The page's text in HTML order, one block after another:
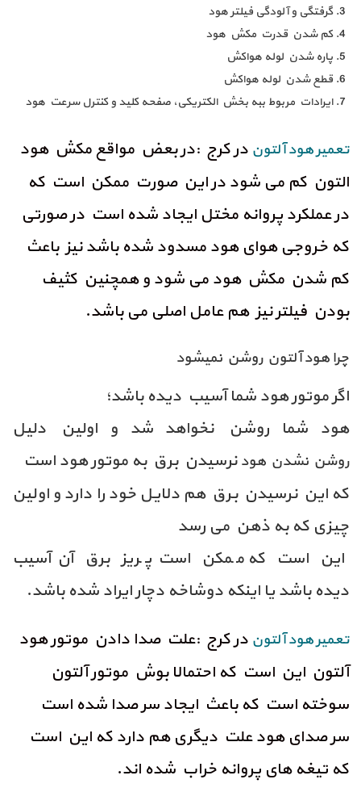
گرفتگی و آلودگی فیلتر هود
کم شدن قدرت مکش هود
پاره شدن لوله هواکش
قطع شدن لوله هواکش
ایرادات مربوط ببه بخش الکتریکی، صفحه کلید و کنترل سرعت هود
تعمیر هود آلتون در کرج :در بعض مواقع مکش هود
التون کم می شود در این صورت ممکن است که
در عملکرد پروانه مختل ایجاد شده است در صورتی
که خروجی هوای هود مسدود شده باشد نیز باعث
کم شدن مکش هود می شود و همچنین کثیف
بودن فیلتر نیز هم عامل اصلی می باشد.
چرا هود آلتون روشن نمیشود
اگر موتور هود شما آسیب دیده باشد؛
هود شما روشن نخواهد شد و اولین دلیل
روشن نشدن هودنرسیدن برق به موتور هود است
که این نرسیدن برق هم دلایل خود را دارد و اولین
چیزی که به ذهن می رسد
این است که ممکن است پریز برق آن آسیب
دیده باشد یا اینکه دوشاخه دچار ایراد شده باشد.
تعمیر هود آلتون در کرج :علت صدا دادن موتور هود
آلتون این است که احتمالا بوش موتور آلتون
سوخته است که باعث ایجاد سر صدا شده است
سر صدای هود علت دیگری هم دارد که این است
که تیغه های پروانه خراب شده اند.